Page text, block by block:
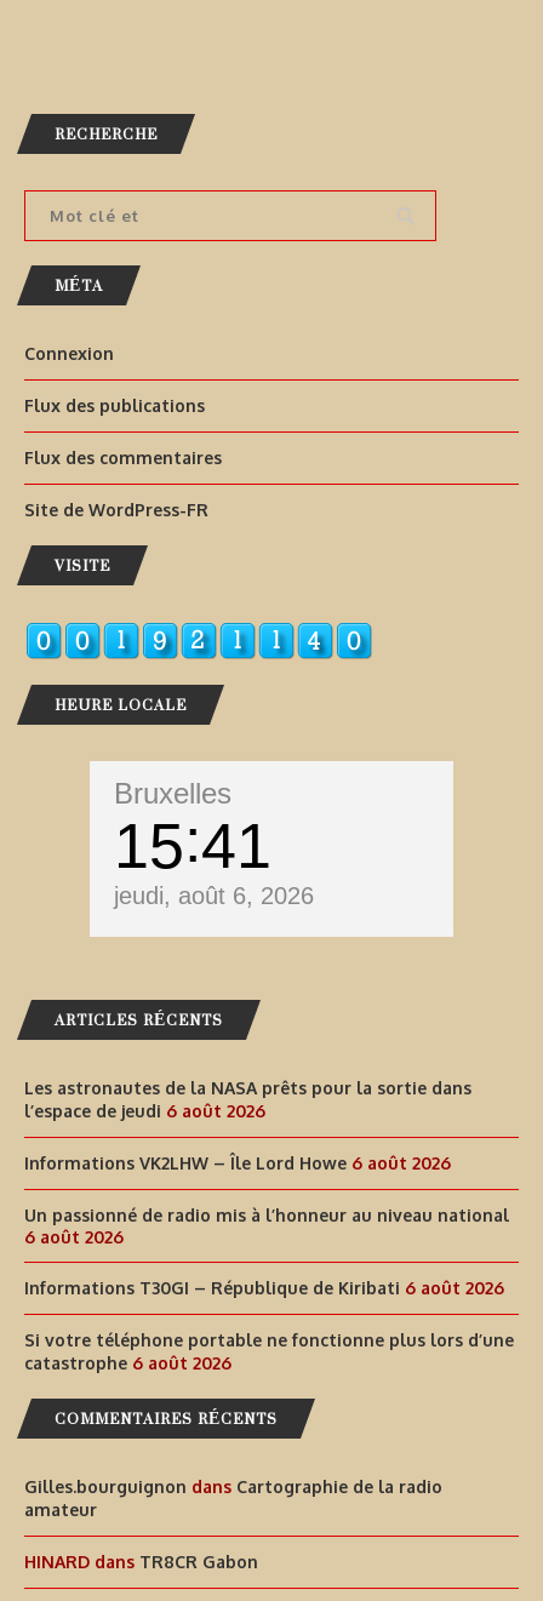
RECHERCHE
MÉTA
Connexion
Flux des publications
Flux des commentaires
Site de WordPress-FR
VISITE
HEURE LOCALE
Bruxelles
15 41
jeudi, août 6, 2026
ARTICLES RÉCENTS
Les astronautes de la NASA prêts pour la sortie dans
l’espace de jeudi 6 août 2026
Informations VK2LHW – Île Lord Howe 6 août 2026
Un passionné de radio mis à l’honneur au niveau national
6 août 2026
Informations T30GI – République de Kiribati 6 août 2026
Si votre téléphone portable ne fonctionne plus lors d’une
catastrophe 6 août 2026
COMMENTAIRES RÉCENTS
Gilles.bourguignon dans Cartographie de la radio
amateur
HINARD dans TR8CR Gabon